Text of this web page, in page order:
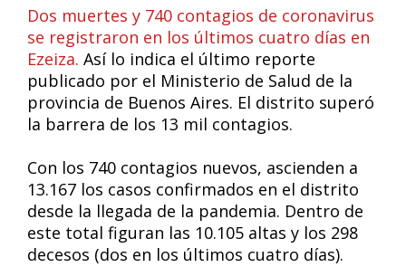
Dos muertes y 740 contagios de coronavirus
se registraron en los últimos cuatro días en
Ezeiza. Así lo indica el último reporte
publicado por el Ministerio de Salud de la
provincia de Buenos Aires. El distrito superó
la barrera de los 13 mil contagios.
Con los 740 contagios nuevos, ascienden a
13.167 los casos confirmados en el distrito
desde la llegada de la pandemia. Dentro de
este total figuran las 10.105 altas y los 298
decesos (dos en los últimos cuatro días).